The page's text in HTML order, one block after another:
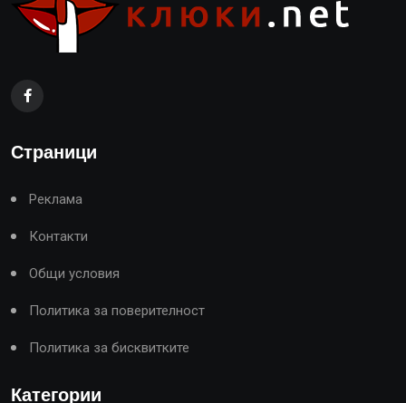
Страници
Реклама
Контакти
Общи условия
Политика за поверителност
Политика за бисквитките
Категории